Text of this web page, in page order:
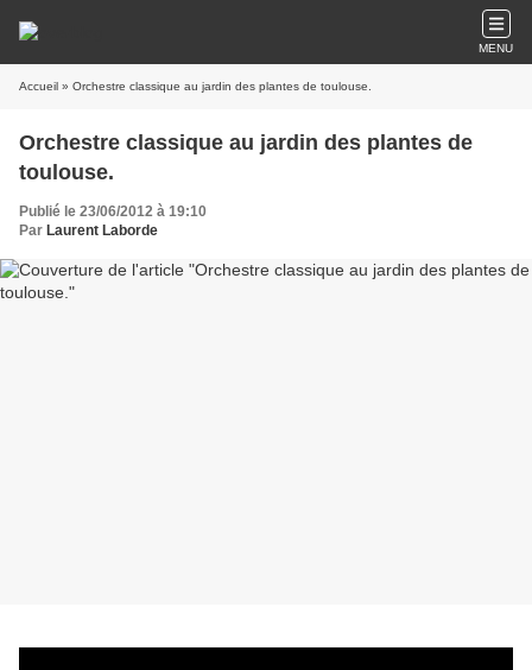
MENU
Accueil » Orchestre classique au jardin des plantes de toulouse.
Orchestre classique au jardin des plantes de
toulouse.
Publié le 23/06/2012 à 19:10
Par Laurent Laborde